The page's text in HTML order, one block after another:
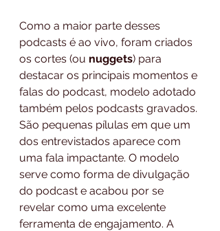
Como a maior parte desses
podcasts é ao vivo, foram criados
os cortes (ou nuggets) para
destacar os principais momentos e
falas do podcast, modelo adotado
também pelos podcasts gravados.
São pequenas pílulas em que um
dos entrevistados aparece com
uma fala impactante. O modelo
serve como forma de divulgação
do podcast e acabou por se
revelar como uma excelente
ferramenta de engajamento. A